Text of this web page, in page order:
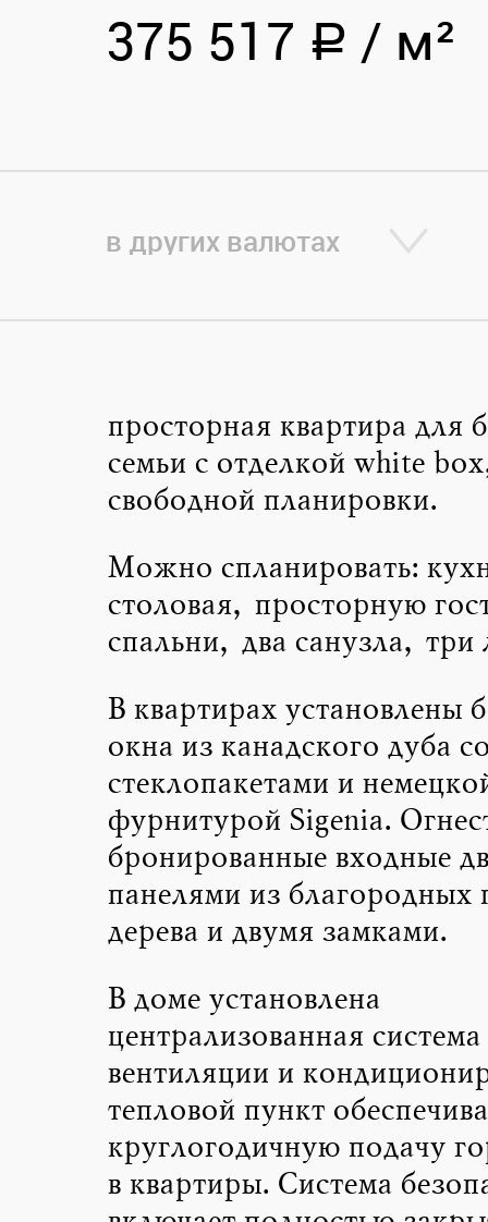
375 517 a / м²
в других валютах
просторная квартира для
семьи с отделкой white
свободной планировки.
Можно спланировать:
столовая, просторную
спальни, два санузла,
В квартирах установлены
окна из канадского дуба со
стеклопакетами и
фурнитурой Sigenia.
бронированные входные
панелями из благородных
дерева и двумя замками.
В доме установлена
централизованная система
вентиляции и
тепловой пункт
круглогодичную подачу
в квартиры. Система